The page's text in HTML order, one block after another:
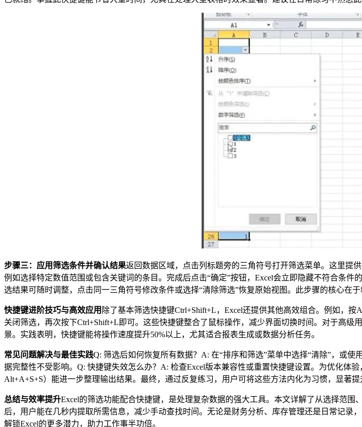
步骤三：应用筛选条件并确认结果返回数据区域，点击列标题旁的三角符号打开筛选菜单。这里提
例如选择特定数值范围或包含关键词的条目。完成后点击“确定”按钮，Excel会立即隐藏不符合条
选结果可随时调整，点击同一三角符号修改条件或选择“清除筛选”恢复原始视图。此步骤的核心在
快捷键进阶技巧与高效应用 除了基本筛选快捷键Ctrl+Shift+L，Excel还提供其他高效组合。例如，
关闭筛选，再次按下Ctrl+Shift+L即可。这些快捷键整合了鼠标操作，减少界面切换时间。对于高
景。实践表明，快捷键能将操作速度提升50%以上，尤其适合报表生成或数据分析任务。
常见问题解决与最佳实践Q: 筛选后如何恢复所有数据？A: 在“排序和筛选”菜单中选择“清除”，或
据完整性不受影响。Q: 快捷键失效怎么办？A: 检查Excel版本兼容性或重置快捷键设置。为优化体
Alt+A+S+S）能进一步整理输出结果。最终，通过反复练习，用户可将这些方法内化为习惯，显著提
总结与效率提升Excel的筛选功能配合快捷键，是处理复杂数据的强大工具。本文详解了从选择范
后，用户能在几秒内提取所需信息，减少手动查找时间。无论是财务分析、库存管理还是日常记
解锁Excel的更多潜力，助力工作事半功倍。